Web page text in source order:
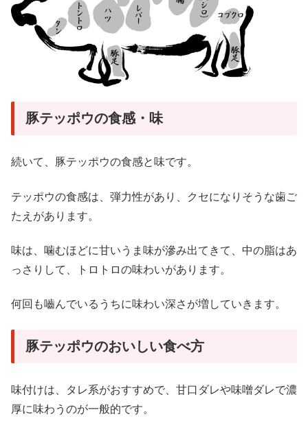
豚テッポウの食感・味
続いて、豚テッポウの食感と味です。
テッポウの食感は、弾力性があり、クセになりそうな歯ご
たえがあります。
味は、噛むほどに甘いうま味が滲み出てきて、中の脂はあ
っさりして、トロトロの味わいがあります。
何回も嚙んでいるうちに味わい深さが増していきます。
豚テッポウのおいしい食べ方
味付けは、タレ系がおすすめで、甘口ダレや味噌ダレで濃
厚に味わうのが一般的です。